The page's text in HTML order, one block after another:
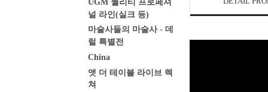
UGM 퀄리티 프로페셔
널 라인(실크 등)
마술사들의 마술사 - 데
럴 특별전
China
앳 더 테이블 라이브 렉
쳐